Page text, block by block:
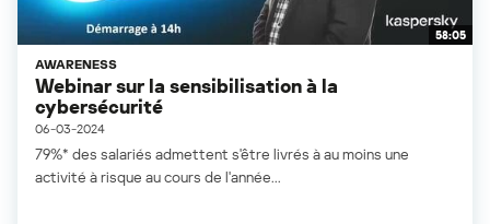
58:05
AWARENESS
Webinar sur la sensibilisation à la
cybersécurité
06-03-2024
79%* des salariés admettent s'être livrés à au moins une
activité à risque au cours de l'année...